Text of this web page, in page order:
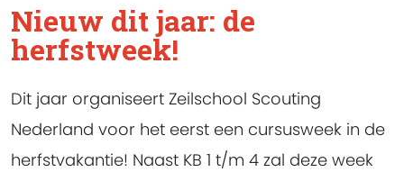
Nieuw dit jaar: de
herfstweek!
Dit jaar organiseert Zeilschool Scouting
Nederland voor het eerst een cursusweek in de
herfstvakantie! Naast KB 1 t/m 4 zal deze week